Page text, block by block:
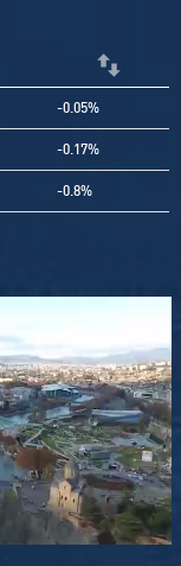
-0.05%
-0.17%
-0.8%